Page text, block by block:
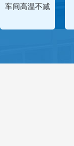
车间高温不减